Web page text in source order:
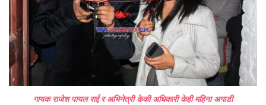
गायक राजेश पायल राई र अभिनेत्री केकी अधिकारी केही महिना अगाडी